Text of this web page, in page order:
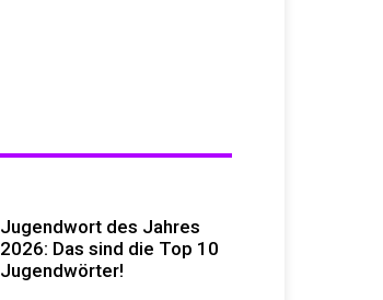
Jugendwort des Jahres
2026: Das sind die Top 10
Jugendwörter!